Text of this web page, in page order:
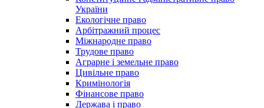
України
Екологічне право
Арбітражний процес
Міжнародне право
Трудове право
Аграрне і земельне право
Цивільне право
Кримінологія
Фінансове право
Держава і право